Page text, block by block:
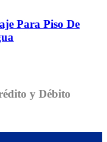
Para Piso De
y Débito